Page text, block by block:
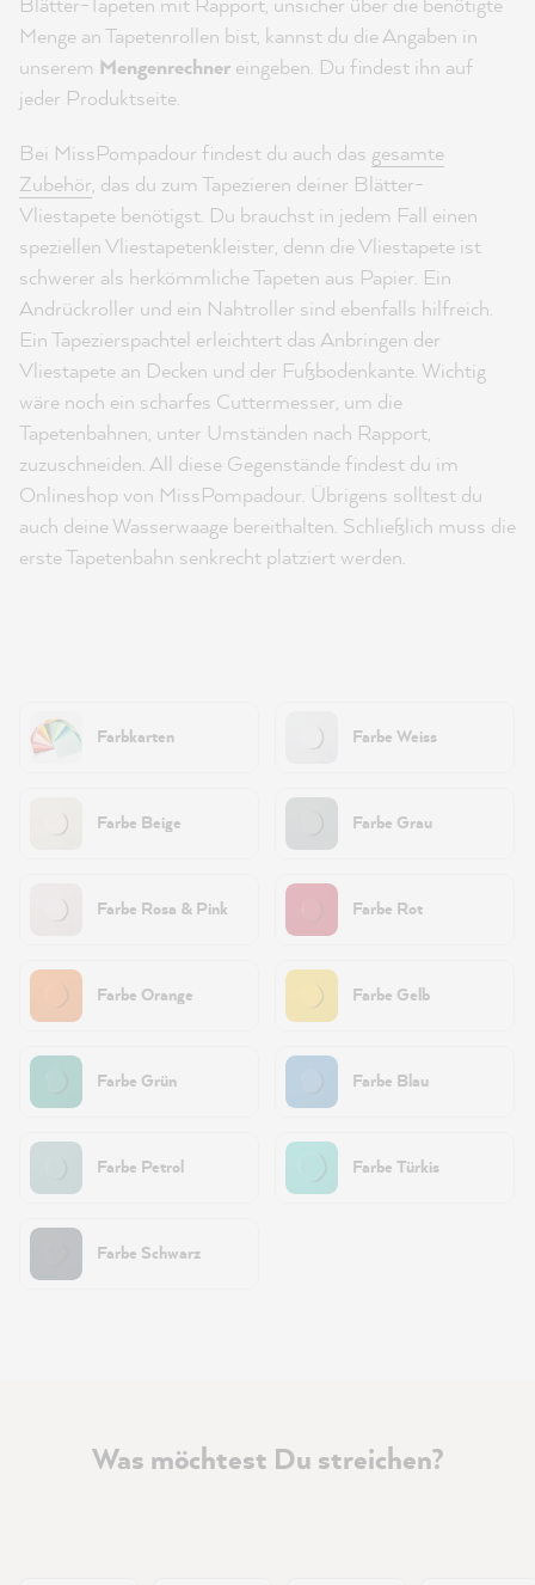
Menge an Tapetenrollen bist, kannst du die Angaben in
unserem Mengenrechner eingeben. Du findest ihn auf
jeder Produktseite.
Bei MissPompadour findest du auch das gesamte
Zubehör , das du zum Tapezieren deiner Blätter-
Vliestapete benötigst. Du brauchst in jedem Fall einen
speziellen Vliestapetenkleister, denn die Vliestapete ist
schwerer als herkömmliche Tapeten aus Papier. Ein
Andrückroller und ein Nahtroller sind ebenfalls hilfreich.
Ein Tapezierspachtel erleichtert das Anbringen der
Vliestapete an Decken und der Fußbodenkante. Wichtig
wäre noch ein scharfes Cuttermesser, um die
Tapetenbahnen, unter Umständen nach Rapport,
zuzuschneiden. All diese Gegenstände findest du im
Onlineshop von MissPompadour. Übrigens solltest du
auch deine Wasserwaage bereithalten. Schließlich muss die
erste Tapetenbahn senkrecht platziert werden.
Farbkarten Farbe Weiss
Farbe Beige Farbe Grau
Farbe Rosa & Pink Farbe Rot
Farbe Orange Farbe Gelb
Farbe Grün Farbe Blau
Farbe Petrol Farbe Türkis
Farbe Schwarz
Was möchtest Du streichen?